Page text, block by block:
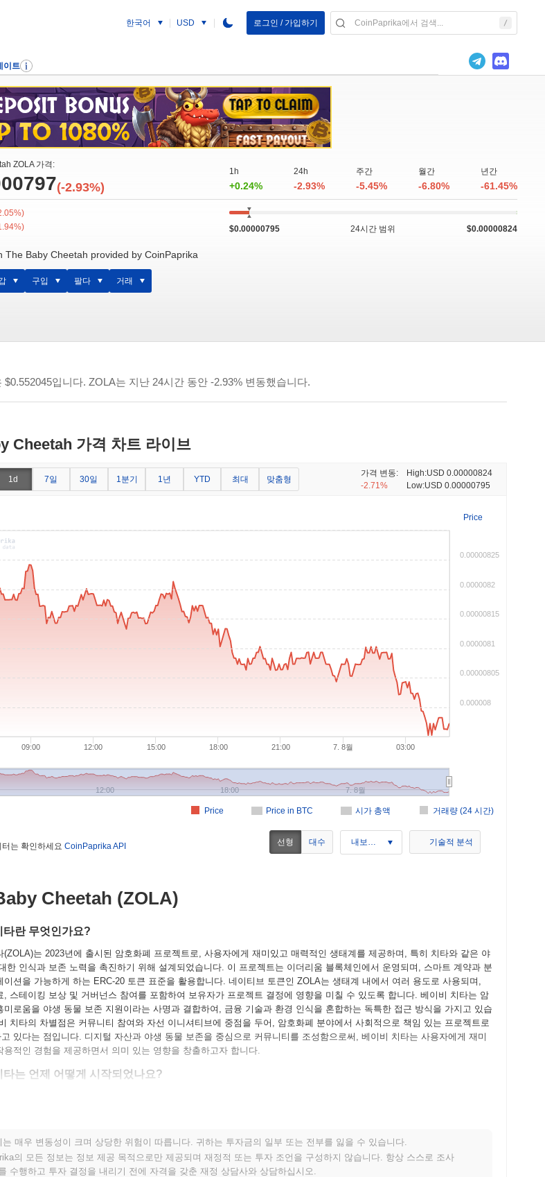
한국어 USD 로그인 / 가입하기
이트
ZOLA 가격:
(-2.93%)
1h
+0.24%
24h
-2.93%
주간
-5.45%
월간
-6.80%
년간
-61.45%
$0.00000795 24시간 범위 $0.00000824
The Baby Cheetah provided by CoinPaprika
구입 팔다 거래
$0.552045입니다. ZOLA는 지난 24시간 동안 -2.93% 변동했습니다.
Cheetah 가격 차트 라이브
1d 7일 30일 1분기 1년 YTD 최대 맞춤형
가격 변동:
-2.71%
High:USD 0.00000824
Low:USD 0.00000795
Price
Price in BTC 시가 총액 거래량 (24 시간)
Price
09:00 12:00 15:00 18:00 21:00 7. 8월 03:00
12:00 18:00 7. 8월
0.000008
0.00000805
0.0000081
0.00000815
0.0000082
0.00000825
는 확인하세요 CoinPaprika API 선형 대수 내보내기 기술적 분석
Cheetah (ZOLA)
타란 무엇인가요?
(ZOLA)는 2023년에 출시된 암호화폐 프로젝트로, 사용자에게 재미있고 매력적인 생태계를 제공하며, 특히 치타와 같은 야
한 인식과 보존 노력을 촉진하기 위해 설계되었습니다. 이 프로젝트는 이더리움 블록체인에서 운영되며, 스마트 계약과 분
이션을 가능하게 하는 ERC-20 토큰 표준을 활용합니다. 네이티브 토큰인 ZOLA는 생태계 내에서 여러 용도로 사용되며,
, 스테이킹 보상 및 거버넌스 참여를 포함하여 보유자가 프로젝트 결정에 영향을 미칠 수 있도록 합니다. 베이비 치타는 암
미로움을 야생 동물 보존 지원이라는 사명과 결합하여, 금융 기술과 환경 인식을 혼합하는 독특한 접근 방식을 가지고 있습
치타의 차별점은 커뮤니티 참여와 자선 이니셔티브에 중점을 두어, 암호화폐 분야에서 사회적으로 책임 있는 프로젝트로
있다는 점입니다. 디지털 자산과 야생 동물 보존을 중심으로 커뮤니티를 조성함으로써, 베이비 치타는 사용자에게 재미
용적인 경험을 제공하면서 의미 있는 영향을 창출하고자 합니다.
타는 언제 어떻게 시작되었나요?
테스트넷이 출시되어 개발자와 초기 사용자들이 플랫폼에 참여하고 피드백을 제공할 수 있게 되었습니다. 메인넷은
율적인 블록체인 솔루션에 대한 증가하는 수요를 충족하고자 했습니다. 토큰의 초기 배포는 2021년 10월에 공정한 출시
이루어져, 참가자들에게 공정한 접근을 보장하는 것을 목표로 했습니다. 이러한 기초적인 단계들은 베이비 치타의 암호화
존재감을 확립하고, 향후 성장과 커뮤니티 참여를 위한 기반을 마련했습니다.
는 매우 변동성이 크며 상당한 위험이 따릅니다. 귀하는 투자금의 일부 또는 전부를 잃을 수 있습니다.
의 모든 정보는 정보 제공 목적으로만 제공되며 재정적 또는 투자 조언을 구성하지 않습니다. 항상 스스로 조사
수행하고 투자 결정을 내리기 전에 자격을 갖춘 재정 상담사와 상담하십시오.